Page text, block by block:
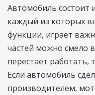
Автомобиль состоит
каждый из которых
функции, играет
частей можно смело
перестает
Если автомобиль
производителем,